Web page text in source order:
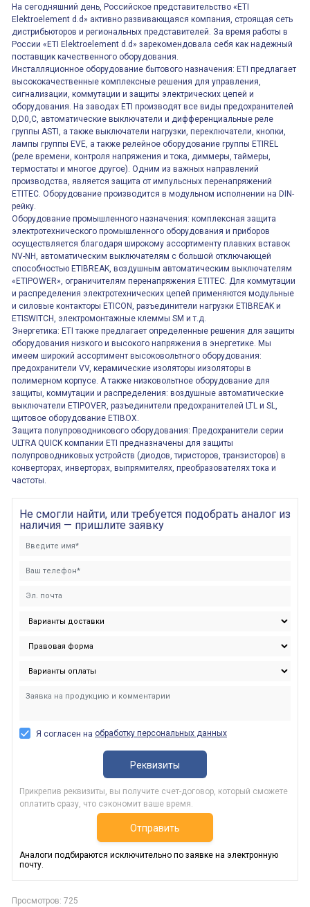
На сегодняшний день, Российское представительство «ETI
Elektroelement d.d» активно развивающаяся компания, строящая сеть
дистрибьюторов и региональных представителей. За время работы в
России «ETI Elektroelement d.d» зарекомендовала себя как надежный
поставщик качественного оборудования.
Инсталляционное оборудование бытового назначения: ETI предлагает
высококачественные комплексные решения для управления,
сигнализации, коммутации и защиты электрических цепей и
оборудования. На заводах ETI производят все виды предохранителей
D,D0,C, автоматические выключатели и дифференциальные реле
группы ASTI, а также выключатели нагрузки, переключатели, кнопки,
лампы группы EVE, а также релейное оборудование группы ETIREL
(реле времени, контроля напряжения и тока, диммеры, таймеры,
термостаты и многое другое). Одним из важных направлений
производства, является защита от импульсных перенапряжений
ETITEC. Оборудование производится в модульном исполнении на DIN-
рейку.
Оборудование промышленного назначения: комплексная защита
электротехнического промышленного оборудования и приборов
осуществляется благодаря широкому ассортименту плавких вставок
NV-NH, автоматическим выключателям с большой отключающей
способностью ETIBREAK, воздушным автоматическим выключателям
«ETIPOWER», ограничителям перенапряжения ETITEC. Для коммутации
и распределения электротехнических цепей применяются модульные
и силовые контакторы ETICON, разъединители нагрузки ETIBREAK и
ETISWITCH, электромонтажные клеммы SM и т.д.
Энергетика: ETI также предлагает определенные решения для защиты
оборудования низкого и высокого напряжения в энергетике. Мы
имеем широкий ассортимент высоковольтного оборудования:
предохранители VV, керамические изоляторы иизоляторы в
полимерном корпусе. А также низковольтное оборудование для
защиты, коммутации и распределения: воздушные автоматические
выключатели ETIPOVER, разъединители предохранителей LTL и SL,
щитовое оборудование ETIBOX.
Защита полупроводникового оборудования: Предохранители серии
ULTRA QUICK компании ETI предназначены для защиты
полупроводниковых устройств (диодов, тиристоров, транзисторов) в
конверторах, инверторах, выпрямителях, преобразователях тока и
частоты.
Не смогли найти, или требуется подобрать аналог из
наличия — пришлите заявку
Я согласен на обработку персональных данных
Реквизиты
Прикрепив реквизиты, вы получите счет-договор, который сможете
оплатить сразу, что сэкономит ваше время.
Отправить
Аналоги подбираются исключительно по заявке на электронную
почту.
Просмотров: 725